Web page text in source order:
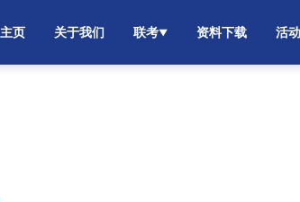
主页 关于我们 联考▼ 资料下载 活动